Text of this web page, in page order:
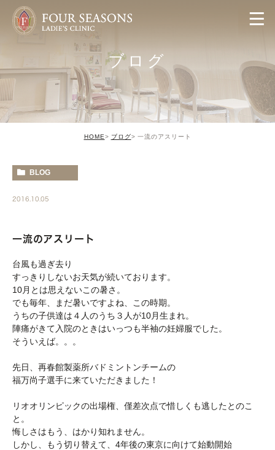
ブログ
HOME ブログ 一流のアスリート
BLOG
2016.10.05
一流のアスリート
台風も過ぎ去り
すっきりしないお天気が続いております。
10月とは思えないこの暑さ。
でも毎年、まだ暑いですよね、この時期。
うちの子供達は４人のうち３人が10月生まれ。
陣痛がきて入院のときはいっつも半袖の妊婦服でした。
そういえば。。。
先日、再春館製薬所バドミントンチームの
福万尚子選手に来ていただきました！
リオオリンピックの出場権、僅差次点で惜しくも逃したとのこ
と。
悔しさはもう、はかり知れません。
しかし、もう切り替えて、4年後の東京に向けて始動開始